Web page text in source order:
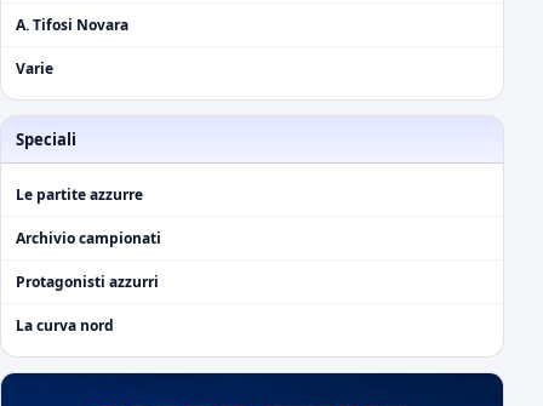
A. Tifosi Novara
Varie
Speciali
Le partite azzurre
Archivio campionati
Protagonisti azzurri
La curva nord